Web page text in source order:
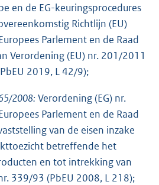
en de EG-keuringsprocedures
Richtlijn (EU)
Parlement en de Raad
Verordening (EU) nr. 201/2011
2019, L 42/9);
2008: Verordening (EG) nr.
Parlement en de Raad
van de eisen inzake
betreffende het
en tot intrekking van
339/93 (PbEU 2008, L 218);